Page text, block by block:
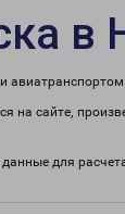
в
сайте,
для